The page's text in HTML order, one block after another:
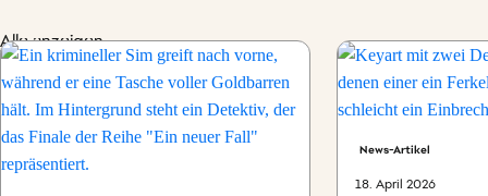
Alle anzeigen
News-Artikel
18. April 2026